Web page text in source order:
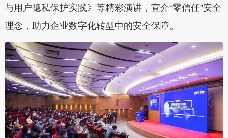
与用户隐私保护实践》等精彩演讲，宣介“零信任”安全
理念，助力企业数字化转型中的安全保障。